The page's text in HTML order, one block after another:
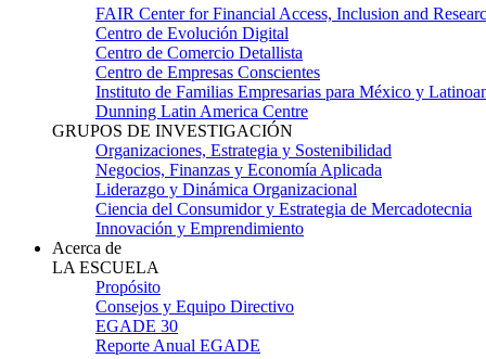
FAIR Center for Financial Access, Inclusion and
Centro de Evolución Digital
Centro de Comercio Detallista
Centro de Empresas Conscientes
Instituto de Familias Empresarias para México y
Dunning Latin America Centre
GRUPOS DE INVESTIGACIÓN
Organizaciones, Estrategia y Sostenibilidad
Negocios, Finanzas y Economía Aplicada
Liderazgo y Dinámica Organizacional
Ciencia del Consumidor y Estrategia de Mercadotecnia
Innovación y Emprendimiento
Acerca de
LA ESCUELA
Propósito
Consejos y Equipo Directivo
EGADE 30
Reporte Anual EGADE